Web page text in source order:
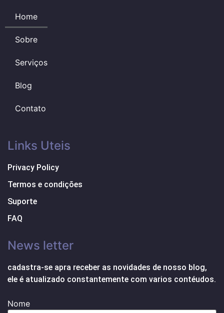
Home
Sobre
Serviços
Blog
Contato
Links Uteis
Privacy Policy
Termos e condições
Suporte
FAQ
News letter
cadastra-se apra receber as novidades de nosso blog,
ele é atualizado constantemente com varios contéudos.
Nome